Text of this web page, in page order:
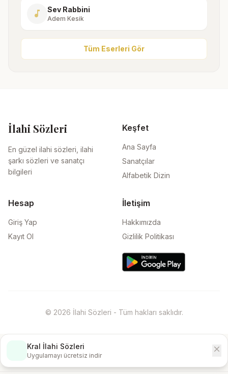
music_note Sev Rabbini
Adem Kesik
Tüm Eserleri Gör
İlahi Sözleri
En güzel ilahi sözleri, ilahi
şarkı sözleri ve sanatçı
bilgileri
Keşfet
Ana Sayfa
Sanatçılar
Alfabetik Dizin
Hesap
Giriş Yap
Kayıt Ol
İletişim
Hakkımızda
Gizlilik Politikası
© 2026 İlahi Sözleri - Tüm hakları saklıdır.
Kral İlahi Sözleri
Uygulamayı ücretsiz indir
close